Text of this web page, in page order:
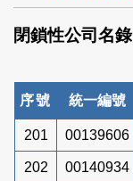
索
閉鎖性公司名錄
序號 統一編號
201 00139606
202 00140934